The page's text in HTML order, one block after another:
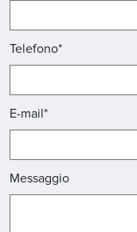
Telefono*
E-mail*
Messaggio